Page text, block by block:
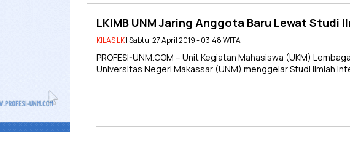
LKIMB UNM Jaring Anggota Baru Lewat Studi
KILAS LK| Sabtu, 27 April 2019 - 03:48 WITA
PROFESI-UNM.COM – Unit Kegiatan Mahasiswa (UKM)
Universitas Negeri Makassar (UNM) menggelar Studi Ilmiah